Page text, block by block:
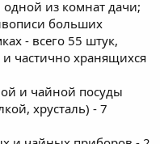
из комнат дачи;
больших
- всего 55 штук,
частично хранящихся
и чайной посуды
хрусталь) - 7